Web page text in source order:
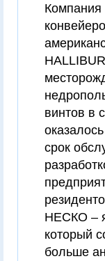
винтов в
срок
НЕСКО –
который
больше